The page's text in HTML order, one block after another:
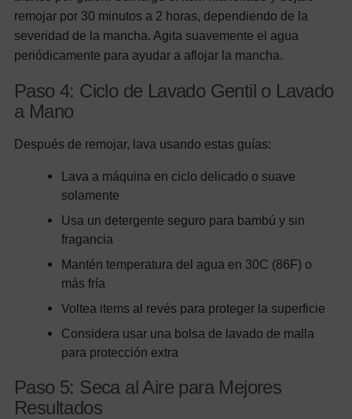
remojar por 30 minutos a 2 horas, dependiendo de la
severidad de la mancha. Agita suavemente el agua
periódicamente para ayudar a aflojar la mancha.
Paso 4: Ciclo de Lavado Gentil o Lavado
a Mano
Después de remojar, lava usando estas guías:
Lava a máquina en ciclo delicado o suave
solamente
Usa un detergente seguro para bambú y sin
fragancia
Mantén temperatura del agua en 30C (86F) o
más fría
Voltea items al revés para proteger la superficie
Considera usar una bolsa de lavado de malla
para protección extra
Paso 5: Seca al Aire para Mejores
Resultados